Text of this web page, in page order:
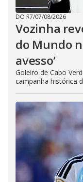
DO R7/07/08/2026
Vozinha
do Mundo
avesso’
Goleiro de Cabo
campanha histórica